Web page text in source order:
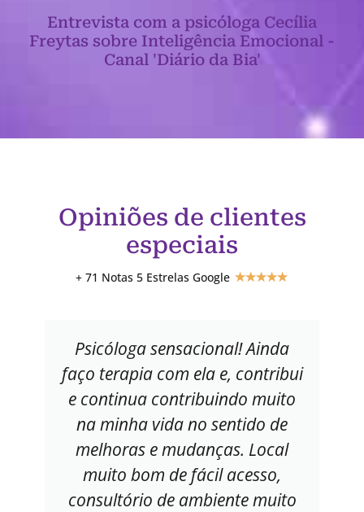
Entrevista com a psicóloga Cecília
Freytas sobre Inteligência Emocional -
Canal 'Diário da Bia'
Opiniões de clientes
especiais
+ 71 Notas 5 Estrelas Google ★★★★★
Psicóloga sensacional! Ainda
faço terapia com ela e, contribui
e continua contribuindo muito
na minha vida no sentido de
melhoras e mudanças. Local
muito bom de fácil acesso,
consultório de ambiente muito